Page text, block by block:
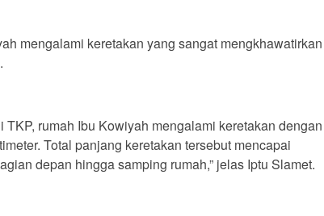
mengalami keretakan yang sangat mengkhawatirkan
TKP, rumah Ibu Kowiyah mengalami keretakan dengan
Total panjang keretakan tersebut mencapai
depan hingga samping rumah,” jelas Iptu Slamet.